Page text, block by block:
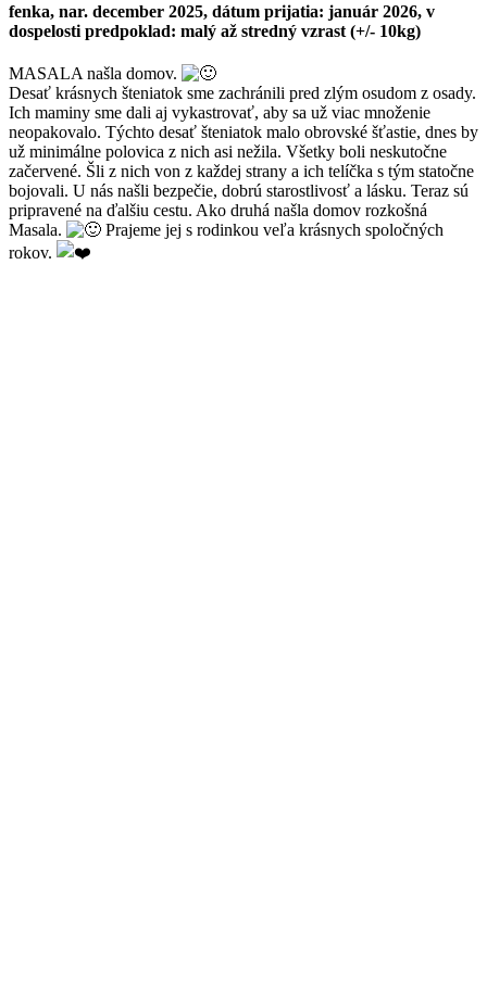
fenka, nar. december 2025, dátum prijatia: január 2026, v
dospelosti predpoklad: malý až stredný vzrast (+/- 10kg)
MASALA našla domov.
Desať krásnych šteniatok sme zachránili pred zlým osudom z osady.
Ich maminy sme dali aj vykastrovať, aby sa už viac množenie
neopakovalo. Týchto desať šteniatok malo obrovské šťastie, dnes by
už minimálne polovica z nich asi nežila. Všetky boli neskutočne
začervené. Šli z nich von z každej strany a ich telíčka s tým statočne
bojovali. U nás našli bezpečie, dobrú starostlivosť a lásku. Teraz sú
pripravené na ďalšiu cestu. Ako druhá našla domov rozkošná
Masala.
Prajeme jej s rodinkou veľa krásnych spoločných
rokov.